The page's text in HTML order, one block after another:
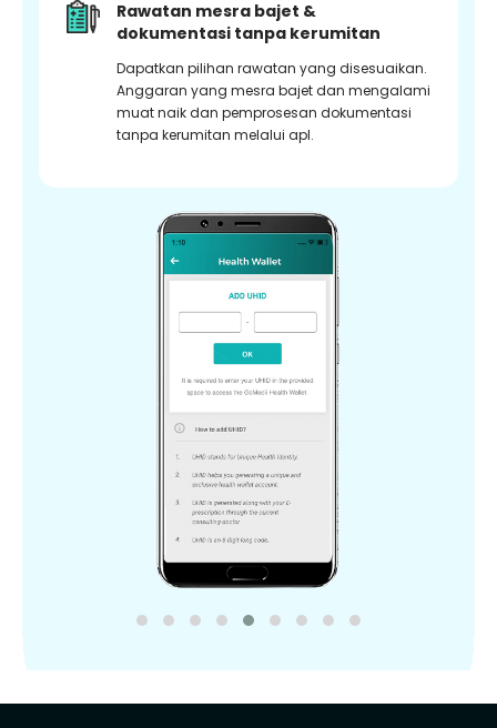
Rawatan mesra bajet &
dokumentasi tanpa kerumitan
Dapatkan pilihan rawatan yang disesuaikan.
Anggaran yang mesra bajet dan mengalami
muat naik dan pemprosesan dokumentasi
tanpa kerumitan melalui apl.